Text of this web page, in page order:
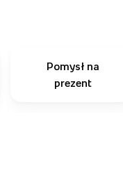
Pomysł na
prezent